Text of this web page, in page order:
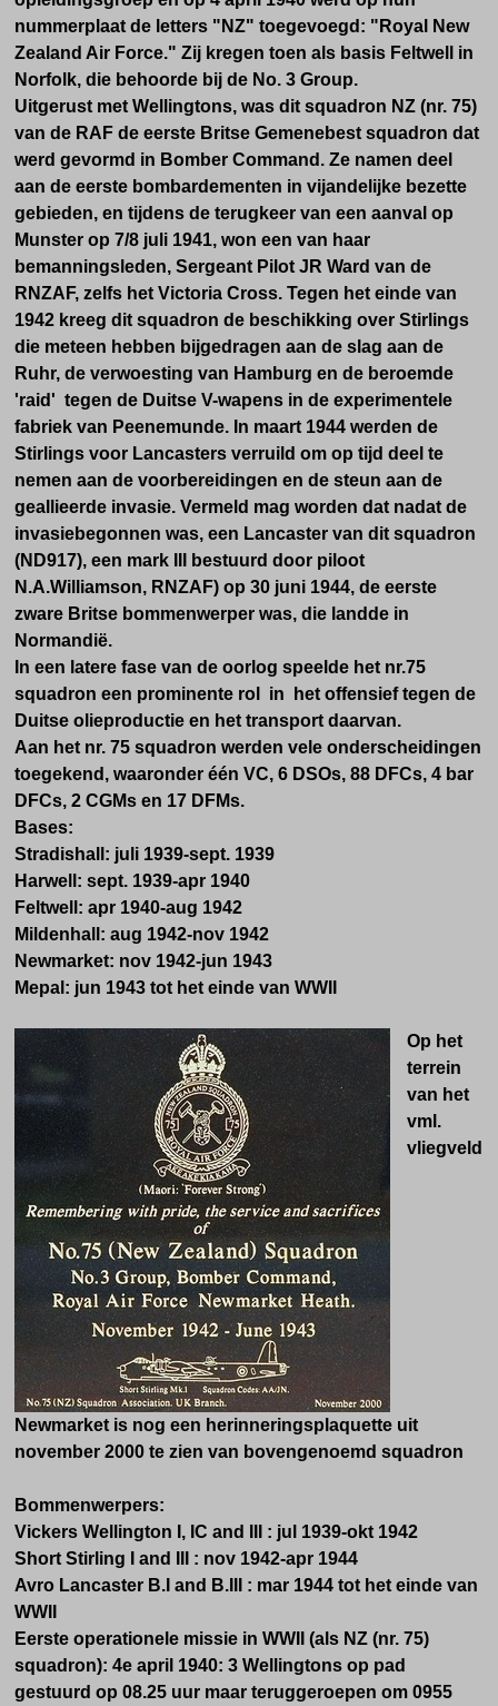
nummerplaat de letters "NZ" toegevoegd: "Royal New
Zealand Air Force." Zij kregen toen als basis Feltwell in
Norfolk, die behoorde bij de No. 3 Group.
Uitgerust met Wellingtons, was dit squadron NZ (nr. 75)
van de RAF de eerste Britse Gemenebest squadron dat
werd gevormd in Bomber Command. Ze namen deel
aan de eerste bombardementen in vijandelijke bezette
gebieden, en tijdens de terugkeer van een aanval op
Munster op 7/8 juli 1941, won een van haar
bemanningsleden, Sergeant Pilot JR Ward van de
RNZAF, zelfs het Victoria Cross. Tegen het einde van
1942 kreeg dit squadron de beschikking over Stirlings
die meteen hebben bijgedragen aan de slag aan de
Ruhr, de verwoesting van Hamburg en de beroemde
'raid' tegen de Duitse V-wapens in de experimentele
fabriek van Peenemunde. In maart 1944 werden de
Stirlings voor Lancasters verruild om op tijd deel te
nemen aan de voorbereidingen en de steun aan de
geallieerde invasie. Vermeld mag worden dat nadat de
invasiebegonnen was, een Lancaster van dit squadron
(ND917), een mark III bestuurd door piloot
N.A.Williamson, RNZAF) op 30 juni 1944, de eerste
zware Britse bommenwerper was, die landde in
Normandië.
In een latere fase van de oorlog speelde het nr.75
squadron een prominente rol in het offensief tegen de
Duitse olieproductie en het transport daarvan.
Aan het nr. 75 squadron werden vele onderscheidingen
toegekend, waaronder één VC, 6 DSOs, 88 DFCs, 4 bar
DFCs, 2 CGMs en 17 DFMs.
Bases:
Stradishall: juli 1939-sept. 1939
Harwell: sept. 1939-apr 1940
Feltwell: apr 1940-aug 1942
Mildenhall: aug 1942-nov 1942
Newmarket: nov 1942-jun 1943
Mepal: jun 1943 tot het einde van WWII
Op het
terrein
van het
vml.
vliegveld
Newmarket is nog een herinneringsplaquette uit
november 2000 te zien van bovengenoemd squadron
Bommenwerpers:
Vickers Wellington I, IC and III : jul 1939-okt 1942
Short Stirling I and III : nov 1942-apr 1944
Avro Lancaster B.I and B.III : mar 1944 tot het einde van
WWII
Eerste operationele missie in WWII (als NZ (nr. 75)
squadron): 4e april 1940: 3 Wellingtons op pad
gestuurd op 08.25 uur maar teruggeroepen om 0955